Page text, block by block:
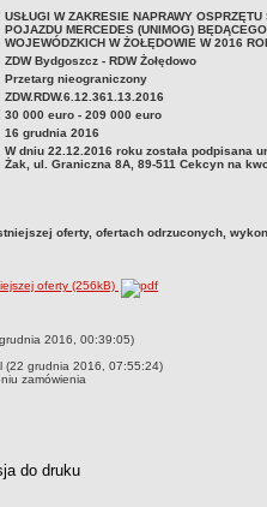
USŁUGI W ZAKRESIE NAPRAWY
POJAZDU MERCEDES (UNIMOG)
WOJEWÓDZKICH W ŻOŁĘDOWIE W 2016
ZDW Bydgoszcz - RDW Żołędowo
Przetarg nieograniczony
ZDW.RDW.6.12.361.13.2016
30 000 euro - 209 000 euro
16 grudnia 2016
W dniu 22.12.2016 roku została podpisana
Żak, ul. Graniczna 8A, 89-511 Cekcyn na
oferty, ofertach odrzuconych,
oferty (256kB)
2016, 00:39:05)
(22 grudnia 2016, 07:55:24)
zamówienia